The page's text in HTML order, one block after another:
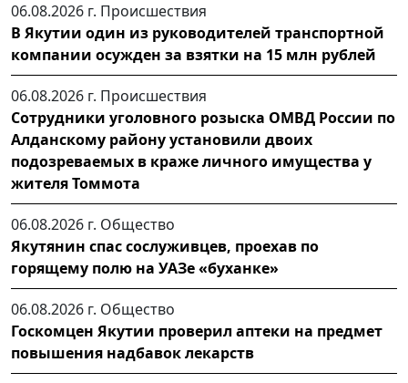
06.08.2026 г. Происшествия
В Якутии один из руководителей транспортной
компании осужден за взятки на 15 млн рублей
06.08.2026 г. Происшествия
Сотрудники уголовного розыска ОМВД России по
Алданскому району установили двоих
подозреваемых в краже личного имущества у
жителя Томмота
06.08.2026 г. Общество
Якутянин спас сослуживцев, проехав по
горящему полю на УАЗе «буханке»
06.08.2026 г. Общество
Госкомцен Якутии проверил аптеки на предмет
повышения надбавок лекарств